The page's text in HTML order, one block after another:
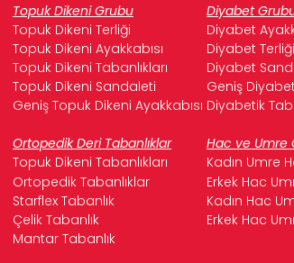
Topuk Dikeni Grubu Diyabet
Topuk Dikeni Terliği
Diyabet
Topuk Dikeni Ayakkabısı
Diyabet Terliği
Topuk Dikeni Tabanlıkları
Diyabet
Topuk Dikeni Sandaleti
Geniş
Geniş Topuk Dikeni Ayakkabısı Diyabetik
Ortopedik Deri Tabanlıklar
Hac ve Umre
Topuk Dikeni Tabanlıkları
Kadın Umre
Ortopedik Tabanlıklar
Erkek Hac
Starflex Tabanlık
Kadın Hac
Çelik Tabanlık
Erkek Hac
Mantar Tabanlık